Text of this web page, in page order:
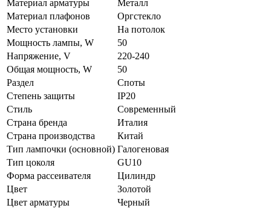
Материал арматуры
Металл
Материал плафонов
Оргстекло
Место установки
На потолок
Мощность лампы, W
50
Напряжение, V
220-240
Общая мощность, W
50
Раздел
Споты
Степень защиты
IP20
Стиль
Современный
Страна бренда
Италия
Страна производства
Китай
Тип лампочки (основной) Галогеновая
Тип цоколя
GU10
Форма рассеивателя
Цилиндр
Цвет
Золотой
Цвет арматуры
Черный